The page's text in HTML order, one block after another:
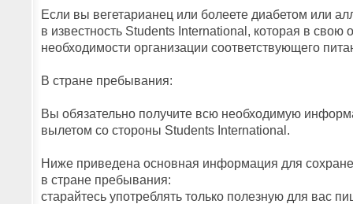
Если вы вегетарианец или болеете диабетом или
в известность Students International, которая в
необходимости организации соответствующего
В стране пребывания:
Вы обязательно получите всю необходимую
вылетом со стороны Students International.
Ниже приведена основная информация для
в стране пребывания:
старайтесь употреблять только полезную для вас